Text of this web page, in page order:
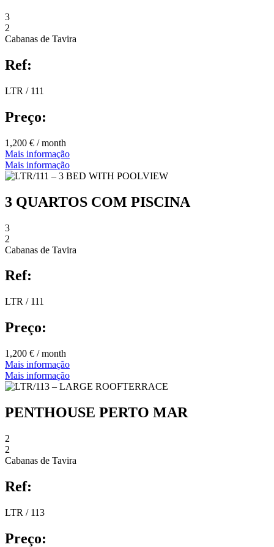
3
2
Cabanas de Tavira
Ref:
LTR / 111
Preço:
1,200 € / month
Mais informação
Mais informação
3 QUARTOS COM PISCINA
3
2
Cabanas de Tavira
Ref:
LTR / 111
Preço:
1,200 € / month
Mais informação
Mais informação
PENTHOUSE PERTO MAR
2
2
Cabanas de Tavira
Ref:
LTR / 113
Preço: